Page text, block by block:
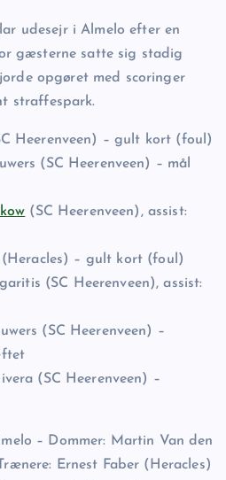
udesejr i Almelo efter en
gæsterne satte sig stadig
opgøret med scoringer
straffespark.
Heerenveen) – gult kort (foul)
(SC Heerenveen) – mål
(SC Heerenveen), assist:
(Heracles) – gult kort (foul)
(SC Heerenveen), assist:
(SC Heerenveen) –
(SC Heerenveen) –
– Dommer: Martin Van den
Ernest Faber (Heracles)